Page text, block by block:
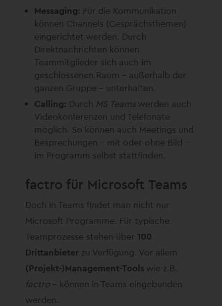
Messaging: Für die Kommunikation
können Channels (Gesprächsthemen)
eingerichtet werden. Durch
Direktnachrichten können
Teammitglieder sich auch im
geschlossenen Raum – außerhalb der
ganzen Gruppe – unterhalten.
Calling: Durch MS Teamswerden auch
Videokonferenzen und Telefonate
möglich. So können auch Meetings und
Besprechungen – mit oder ohne Bild –
im Programm selbst stattfinden.
factro für Microsoft Teams
Doch in Teams findet man nicht nur
Microsoft Programme. Für typische
Teamprozesse stehen über 100
Drittanbieter zu Verfügung. Vor allem
(Projekt-)Management-Tools wie z.B.
factro – können in Teams eingebunden
werden.